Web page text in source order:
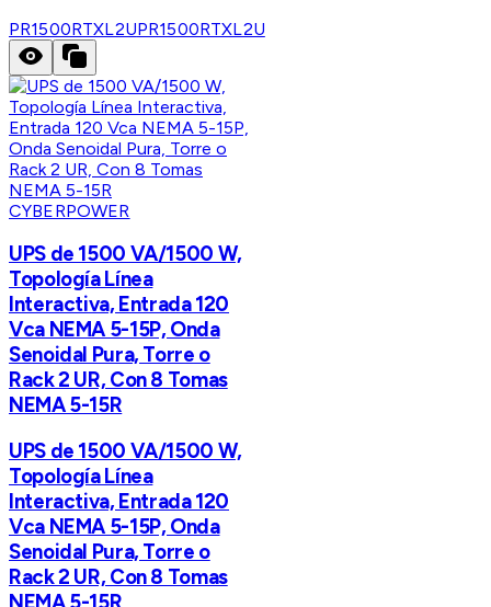
PR1500RTXL2UPR1500RTXL2U
CYBERPOWER
UPS de 1500 VA/1500 W,
Topología Línea
Interactiva, Entrada 120
Vca NEMA 5-15P, Onda
Senoidal Pura, Torre o
Rack 2 UR, Con 8 Tomas
NEMA 5-15R
UPS de 1500 VA/1500 W,
Topología Línea
Interactiva, Entrada 120
Vca NEMA 5-15P, Onda
Senoidal Pura, Torre o
Rack 2 UR, Con 8 Tomas